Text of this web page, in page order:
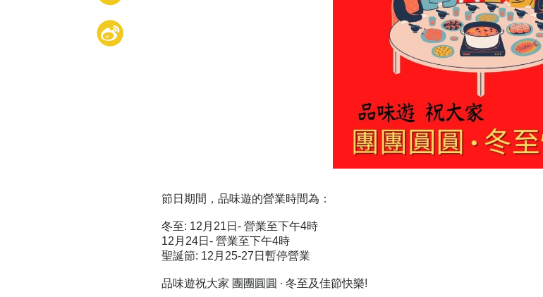
節日期間，品味遊的營業時間為：
冬至: 12月21日- 營業至下午4時
12月24日- 營業至下午4時
聖誕節: 12月25-27日暫停營業
品味遊祝大家 團團圓圓 ∙ 冬至及佳節快樂!